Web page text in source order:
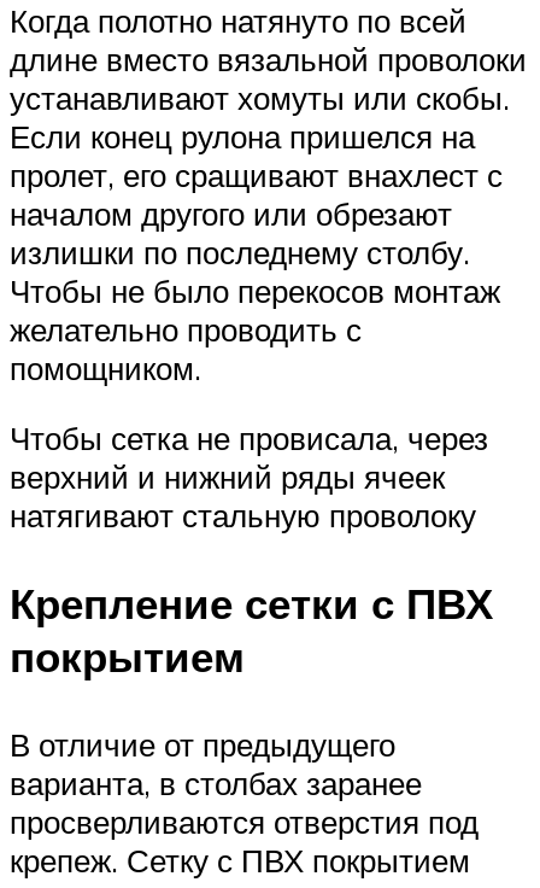
Когда полотно натянуто по всей
длине вместо вязальной проволоки
устанавливают хомуты или скобы.
Если конец рулона пришелся на
пролет, его сращивают внахлест с
началом другого или обрезают
излишки по последнему столбу.
Чтобы не было перекосов монтаж
желательно проводить с
помощником.
Чтобы сетка не провисала, через
верхний и нижний ряды ячеек
натягивают стальную проволоку
Крепление сетки с ПВХ
покрытием
В отличие от предыдущего
варианта, в столбах заранее
просверливаются отверстия под
крепеж. Сетку с ПВХ покрытием